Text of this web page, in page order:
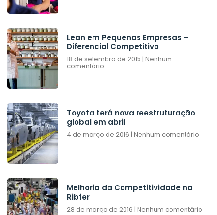
Lean em Pequenas Empresas –
Diferencial Competitivo
18 de setembro de 2015 Nenhum
comentário
Toyota terá nova reestruturação
global em abril
4 de março de 2016 Nenhum comentário
Melhoria da Competitividade na
Ribfer
28 de março de 2016 Nenhum comentário